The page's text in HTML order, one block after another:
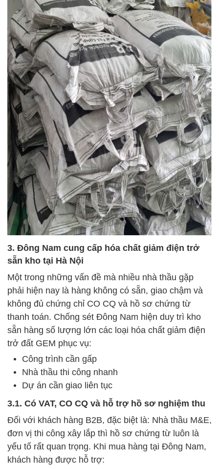
3. Đông Nam cung cấp hóa chất giảm điện trở
sẵn kho tại Hà Nội
Một trong những vấn đề mà nhiều nhà thầu gặp
phải hiện nay là hàng không có sẵn, giao chậm và
không đủ chứng chỉ CO CQ và hồ sơ chứng từ
thanh toán. Chống sét Đông Nam hiện duy trì kho
sẵn hàng số lượng lớn các loại hóa chất giảm điện
trở đất GEM phục vụ:
Công trình cần gấp
Nhà thầu thi công nhanh
Dự án cần giao liên tục
3.1. Có VAT, CO CQ và hỗ trợ hồ sơ nghiệm thu
Đối với khách hàng B2B, đặc biệt là: Nhà thầu M&E,
đơn vị thi công xây lắp thì hồ sơ chứng từ luôn là
yếu tố rất quan trọng. Khi mua hàng tại Đông Nam,
khách hàng được hỗ trợ: